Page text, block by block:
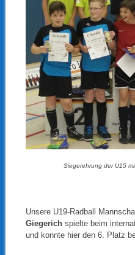
Siegerehrung der U15
Unsere U19-Radball
Giegerichspielte beim
und konnte hier den 6. Platz